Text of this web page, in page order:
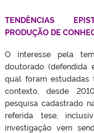
TENDÊNCIAS
PRODUÇÃO DE
O interesse pela
doutorado (defendida
qual foram estudadas
contexto, desde
pesquisa cadastrado
referida tese,
investigação vem